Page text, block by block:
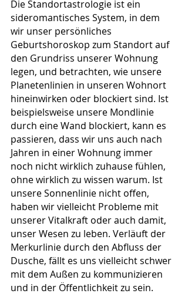
Die Standortastrologie ist ein
sideromantisches System, in dem
wir unser persönliches
Geburtshoroskop zum Standort auf
den Grundriss unserer Wohnung
legen, und betrachten, wie unsere
Planetenlinien in unseren Wohnort
hineinwirken oder blockiert sind. Ist
beispielsweise unsere Mondlinie
durch eine Wand blockiert, kann es
passieren, dass wir uns auch nach
Jahren in einer Wohnung immer
noch nicht wirklich zuhause fühlen,
ohne wirklich zu wissen warum. Ist
unsere Sonnenlinie nicht offen,
haben wir vielleicht Probleme mit
unserer Vitalkraft oder auch damit,
unser Wesen zu leben. Verläuft der
Merkurlinie durch den Abfluss der
Dusche, fällt es uns vielleicht schwer
mit dem Außen zu kommunizieren
und in der Öffentlichkeit zu sein.